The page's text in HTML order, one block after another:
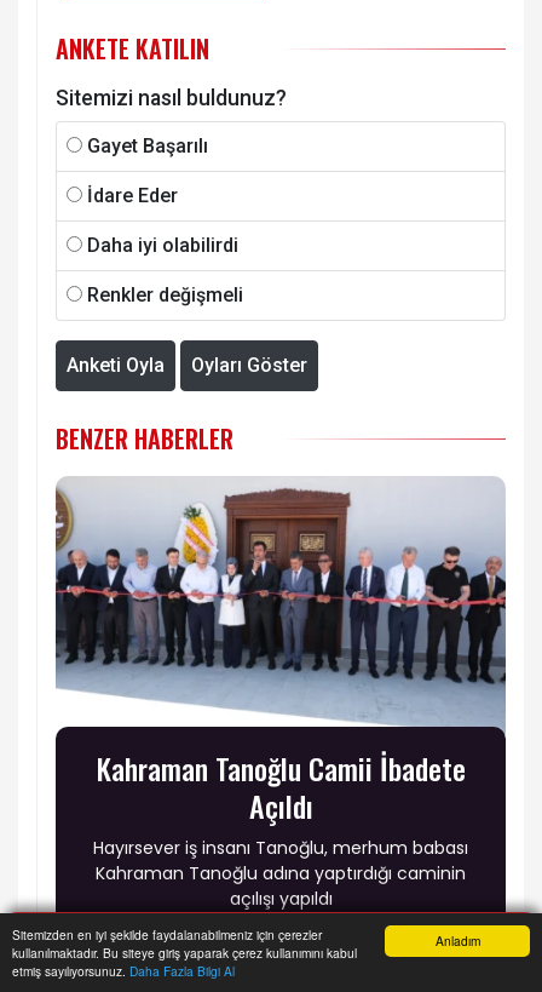
Anladım
Sitemizden en iyi şekilde faydalanabilmeniz için çerezler
kullanılmaktadır. Bu siteye giriş yaparak çerez kullanımını kabul
etmiş sayılıyorsunuz. Daha Fazla Bilgi Al
ANKETE KATILIN
Sitemizi nasıl buldunuz?
Gayet Başarılı
İdare Eder
Daha iyi olabilirdi
Renkler değişmeli
Anketi Oyla Oyları Göster
BENZER HABERLER
Kahraman Tanoğlu Camii İbadete
Açıldı
Hayırsever iş insanı Tanoğlu, merhum babası
Kahraman Tanoğlu adına yaptırdığı caminin
açılışı yapıldı
Anasayfa Yazarlar Haber Ara İhbar Hattı Menu